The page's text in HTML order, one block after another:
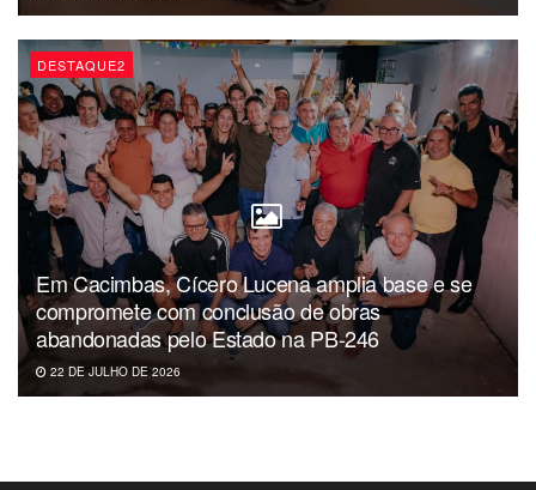
DESTAQUE2
Em Cacimbas, Cícero Lucena amplia base e se
compromete com conclusão de obras
abandonadas pelo Estado na PB-246
22 DE JULHO DE 2026